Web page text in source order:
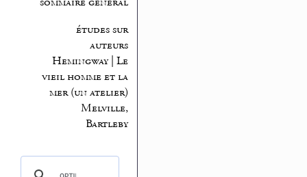
études sur
auteurs
Hemingway | Le
vieil homme et la
mer (un atelier)
Melville,
Bartleby